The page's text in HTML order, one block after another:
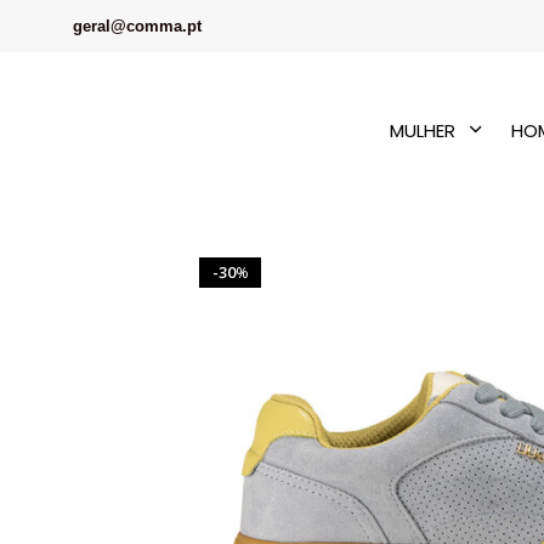
geral@comma.pt
MULHER
%
30